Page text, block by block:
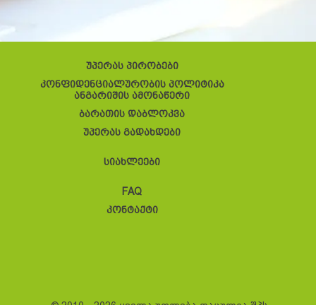
უპერას პირობები
კონფიდენციალურობის პოლიტიკა
ანგარიშის ამონაწერი
ბარათის დაბლოკვა
უპერას გადახდები
სიახლეები
FAQ
კონტაქტი